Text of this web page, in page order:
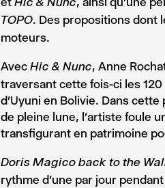
Hic & Nunc
TOPO. Des propositions dont
moteurs.
Avec Hic & Nunc, Anne
traversant cette fois-ci les
d’Uyuni en Bolivie. Dans
de pleine lune, l’artiste foule
transfigurant en patrimoine
Doris Magico back to the
rythme d’une par jour